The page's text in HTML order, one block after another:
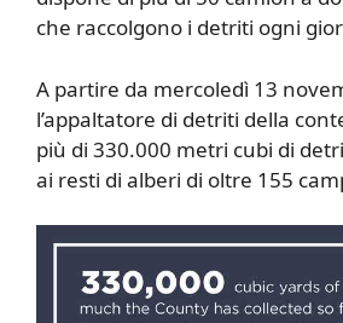
che raccolgono i detriti ogni
A partire da mercoledì 13
l’appaltatore di detriti della
più di 330.000 metri cubi di
ai resti di alberi di oltre 155